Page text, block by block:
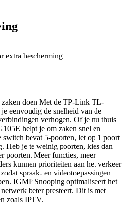
extra bescherming
doen Met de TP-Link TL-
eenvoudig de snelheid van de
verhogen. Of je nu thuis
helpt je om zaken snel en
switch bevat 5-poorten, let op 1 poort
Heb je te weinig poorten, kies dan
poorten. Meer functies, meer
kunnen prioriteiten aan het verkeer
spraak- en videotoepassingen
IGMP Snooping optimaliseert het
beter presteert. Dit is met
zoals IPTV.